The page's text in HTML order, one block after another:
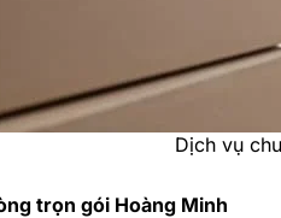
Dịch vụ
trọn gói Hoàng Minh